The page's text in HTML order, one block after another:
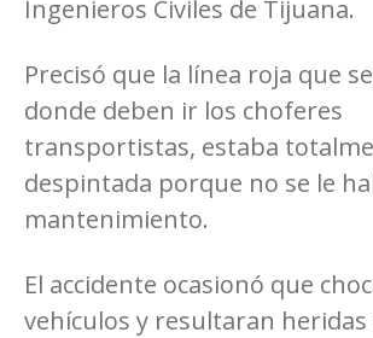
Ingenieros Civiles de Tijuana.
Precisó que la línea roja que
donde deben ir los choferes
transportistas, estaba
despintada porque no se le
mantenimiento.
El accidente ocasionó que
vehículos y resultaran heridas